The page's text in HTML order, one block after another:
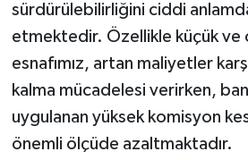
sürdürülebilirliğini ciddi
etmektedir. Özellikle küçük ve
esnafımız, artan maliyetler
kalma mücadelesi verirken,
uygulanan yüksek komisyon
önemli ölçüde azaltmaktadır.